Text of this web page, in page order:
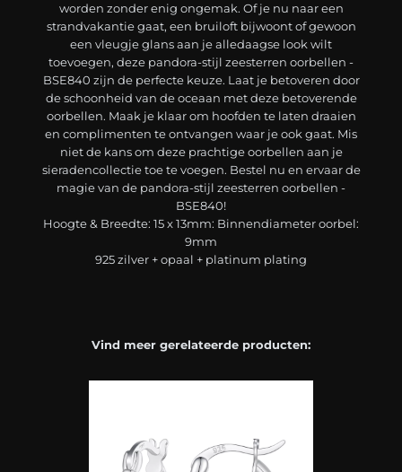
worden zonder enig ongemak. Of je nu naar een
strandvakantie gaat, een bruiloft bijwoont of gewoon
een vleugje glans aan je alledaagse look wilt
toevoegen, deze pandora-stijl zeesterren oorbellen -
BSE840 zijn de perfecte keuze. Laat je betoveren door
de schoonheid van de oceaan met deze betoverende
oorbellen. Maak je klaar om hoofden te laten draaien
en complimenten te ontvangen waar je ook gaat. Mis
niet de kans om deze prachtige oorbellen aan je
sieradencollectie toe te voegen. Bestel nu en ervaar de
magie van de pandora-stijl zeesterren oorbellen -
BSE840!
Hoogte & Breedte: 15 x 13mm: Binnendiameter oorbel:
9mm
925 zilver + opaal + platinum plating
Vind meer gerelateerde producten: